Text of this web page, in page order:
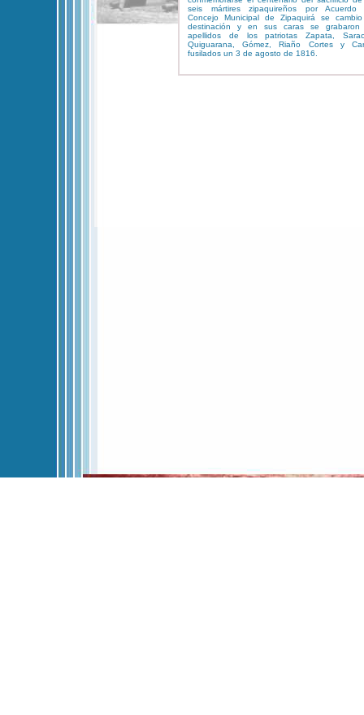
seis mártires zipaquireños por Acuerdo
Concejo Municipal de Zipaquirá se
destinación y en sus caras se grabaron
apellidos de los patriotas Zapata,
Quiguarana, Gómez, Riaño Cortes y
fusilados un 3 de agosto de 1816.